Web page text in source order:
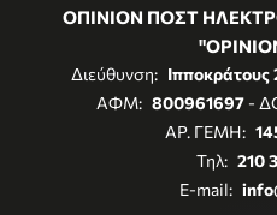
ΟΠΙΝΙΟΝ ΠΟΣΤ
Διεύθυνση:
ΑΦΜ: 800961697-
ΑΡ. ΓΕΜΗ:
Τηλ: 210
E-mail: